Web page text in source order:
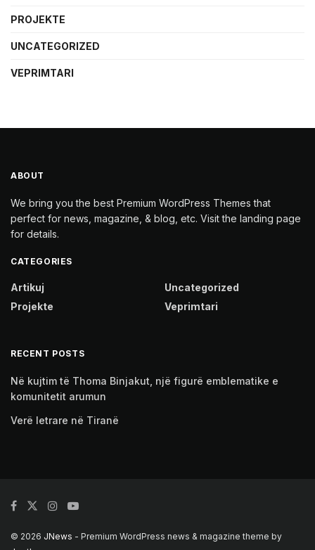
PROJEKTE
UNCATEGORIZED
VEPRIMTARI
ABOUT
We bring you the best Premium WordPress Themes that
perfect for news, magazine, & blog, etc. Visit the landing page
for details.
CATEGORIES
Artikuj
Projekte
Uncategorized
Veprimtari
RECENT POSTS
Në kujtim të Thoma Binjakut, një figurë emblematike e
komunitetit arumun
Verë letrare në Tiranë
© 2026 JNews - Premium WordPress news & magazine theme by